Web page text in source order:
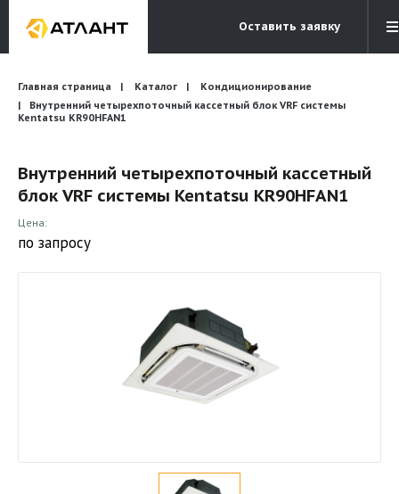
Оставить заявку
Электронная почта
info@atlantcompany.ru
Бесплатный звонок
8 (495) 532-45-07
Бренды
Бланки запросов
Главная страница Каталог
Кондиционирование
Внутренний четырехпоточный кассетный блок VRF системы
Kentatsu KR90HFAN1
Внутренний четырехпоточный кассетный
блок VRF системы Kentatsu KR90HFAN1
Цена:
по запросу